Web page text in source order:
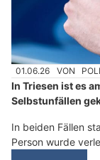
01.06.26 VON
In Triesen ist es
Selbstunfällen
In beiden Fällen
Person wurde